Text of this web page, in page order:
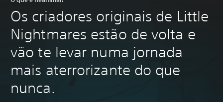
Os criadores originais de Little
Nightmares estão de volta e
vão te levar numa jornada
mais aterrorizante do que
nunca.